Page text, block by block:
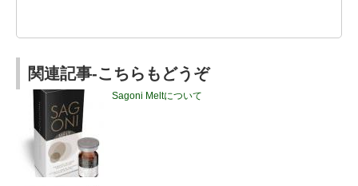
関連記事-こちらもどうぞ
Sagoni Meltについて